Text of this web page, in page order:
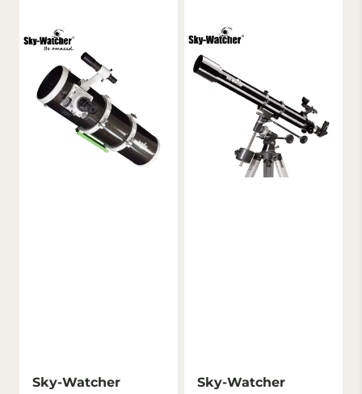
Sky-Watcher Sky-Watcher